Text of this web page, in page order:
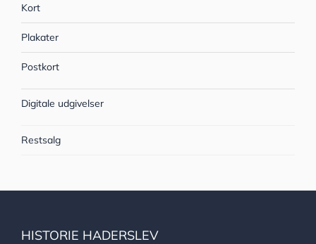
Kort
Plakater
Postkort
Digitale udgivelser
Restsalg
HISTORIE HADERSLEV